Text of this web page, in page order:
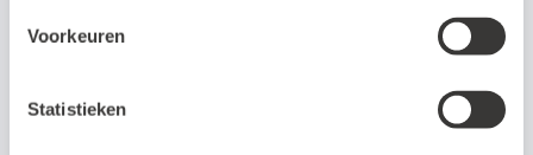
Voorkeuren
Statistieken